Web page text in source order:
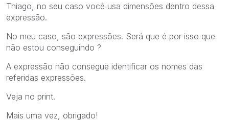
Thiago, no seu caso você usa dimensões dentro dessa
expressão.
No meu caso, são expressões. Será que é por isso que
não estou conseguindo ?
A expressão não consegue identificar os nomes das
referidas expressões.
Veja no print.
Mais uma vez, obrigado!